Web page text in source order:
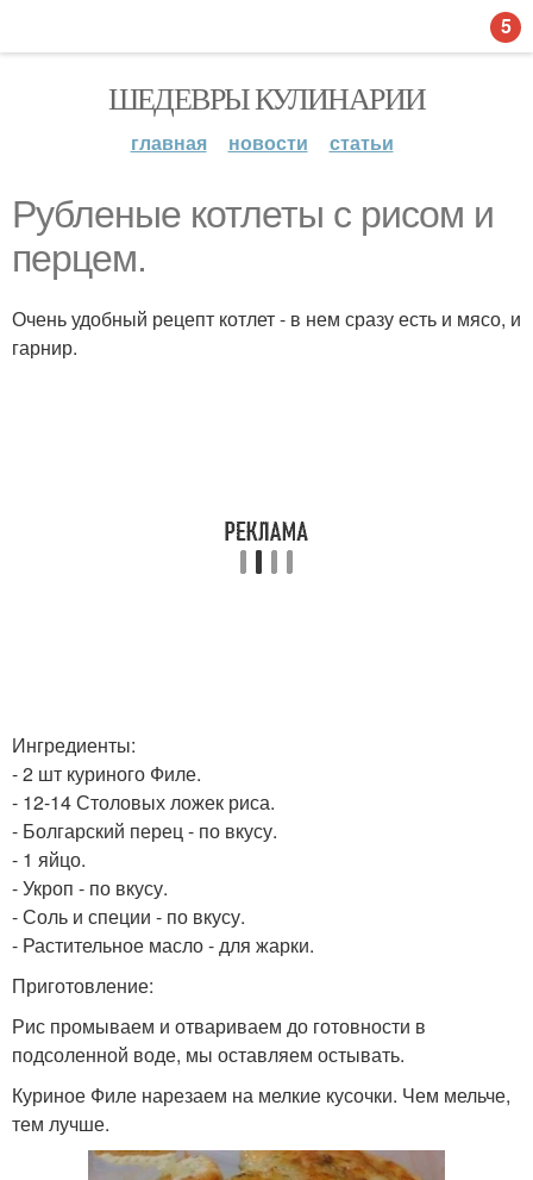
ШЕДЕВРЫ КУЛИНАРИИ
главная новости статьи
Рубленые котлеты с рисом и
перцем.
Очень удобный рецепт котлет - в нем сразу есть и мясо, и
гарнир.
Ингредиенты:
- 2 шт куриного Филе.
- 12-14 Столовых ложек риса.
- Болгарский перец - по вкусу.
- 1 яйцо.
- Укроп - по вкусу.
- Соль и специи - по вкусу.
- Растительное масло - для жарки.
Приготовление:
Рис промываем и отвариваем до готовности в
подсоленной воде, мы оставляем остывать.
Куриное Филе нарезаем на мелкие кусочки. Чем мельче,
тем лучше.
5